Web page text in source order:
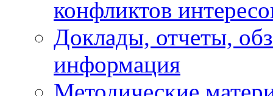
конфликтов
Доклады, отчеты,
информация